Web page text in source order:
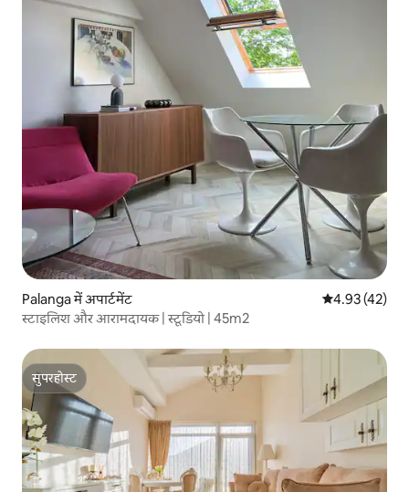
Palanga में अपार्टमेंट औसत रेटिंग 5 में
4.93 (42)
स्टाइलिश और आरामदायक | स्टूडियो | 45m2
सुपरहोस्ट
सुपरहोस्ट